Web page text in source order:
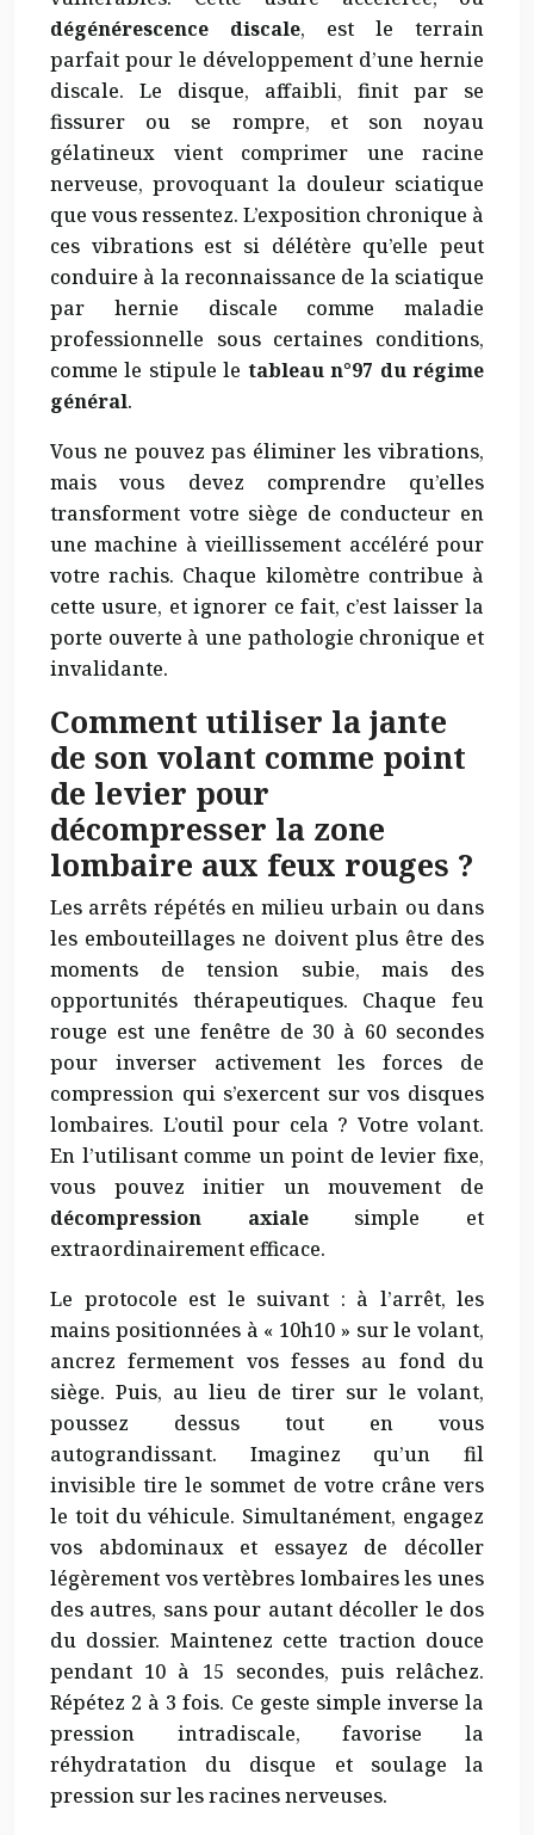
dégénérescence discale, est le terrain
parfait pour le développement d’une hernie
discale. Le disque, affaibli, finit par se
fissurer ou se rompre, et son noyau
gélatineux vient comprimer une racine
nerveuse, provoquant la douleur sciatique
que vous ressentez. L’exposition chronique à
ces vibrations est si délétère qu’elle peut
conduire à la reconnaissance de la sciatique
par hernie discale comme maladie
professionnelle sous certaines conditions,
comme le stipule le tableau n°97 du régime
général.
Vous ne pouvez pas éliminer les vibrations,
mais vous devez comprendre qu’elles
transforment votre siège de conducteur en
une machine à vieillissement accéléré pour
votre rachis. Chaque kilomètre contribue à
cette usure, et ignorer ce fait, c’est laisser la
porte ouverte à une pathologie chronique et
invalidante.
Comment utiliser la jante
de son volant comme point
de levier pour
décompresser la zone
lombaire aux feux rouges ?
Les arrêts répétés en milieu urbain ou dans
les embouteillages ne doivent plus être des
moments de tension subie, mais des
opportunités thérapeutiques. Chaque feu
rouge est une fenêtre de 30 à 60 secondes
pour inverser activement les forces de
compression qui s’exercent sur vos disques
lombaires. L’outil pour cela ? Votre volant.
En l’utilisant comme un point de levier fixe,
vous pouvez initier un mouvement de
décompression axialesimple et
extraordinairement efficace.
Le protocole est le suivant : à l’arrêt, les
mains positionnées à « 10h10 » sur le volant,
ancrez fermement vos fesses au fond du
siège. Puis, au lieu de tirer sur le volant,
poussez dessus tout en vous
autograndissant. Imaginez qu’un fil
invisible tire le sommet de votre crâne vers
le toit du véhicule. Simultanément, engagez
vos abdominaux et essayez de décoller
légèrement vos vertèbres lombaires les unes
des autres, sans pour autant décoller le dos
du dossier. Maintenez cette traction douce
pendant 10 à 15 secondes, puis relâchez.
Répétez 2 à 3 fois. Ce geste simple inverse la
pression intradiscale, favorise la
réhydratation du disque et soulage la
pression sur les racines nerveuses.